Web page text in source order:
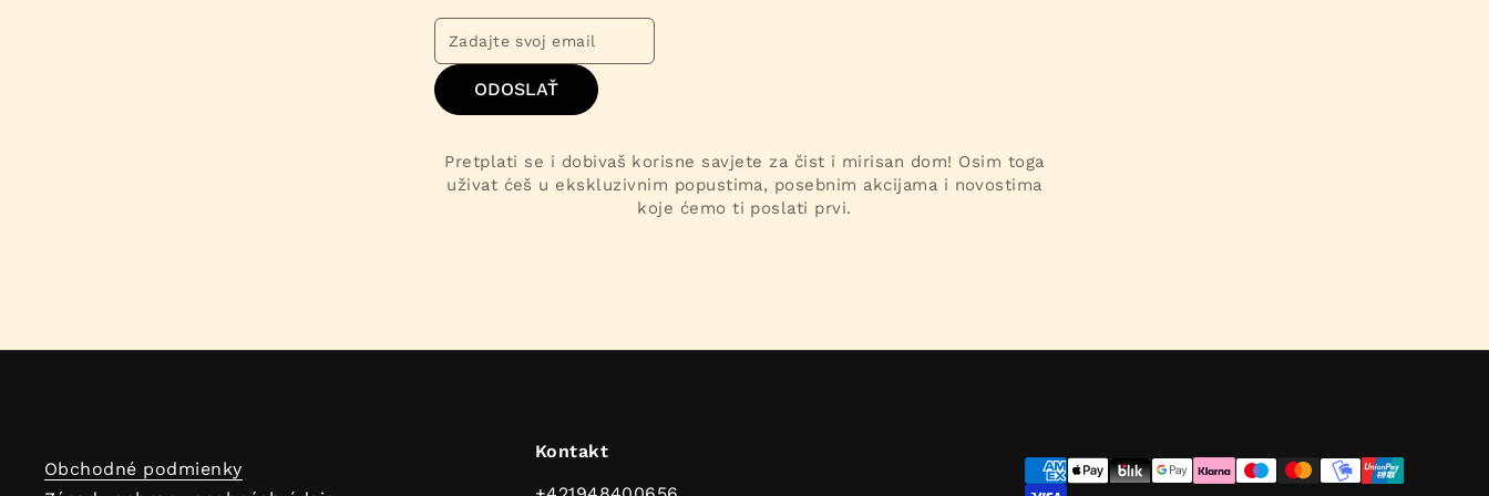
ODOSLAŤ
Pretplati se i dobivaš korisne savjete za čist i mirisan dom! Osim toga
uživat ćeš u ekskluzivnim popustima, posebnim akcijama i novostima
koje ćemo ti poslati prvi.
Obchodné podmienky
Kontakt